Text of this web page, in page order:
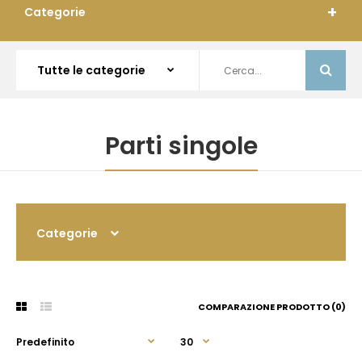
Categorie
Parti singole
Categorie
COMPARAZIONE PRODOTTO (0)